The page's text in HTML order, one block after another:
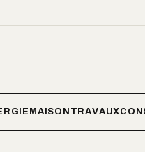
MAISON TRAVAUX